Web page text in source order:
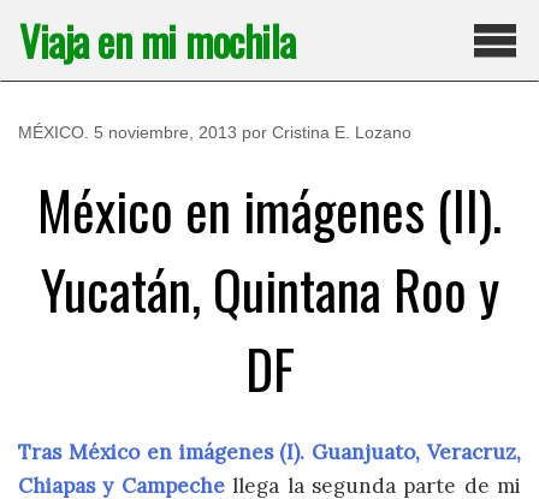
contenido
Viaja en mi mochila
MÉXICO 5 noviembre, 2013 por Cristina E. Lozano
México en imágenes (II).
Yucatán, Quintana Roo y
DF
Tras México en imágenes (I). Guanjuato, Veracruz,
Chiapas y Campechellega la segunda parte de mi